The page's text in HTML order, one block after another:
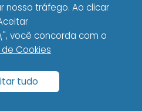
de evoluir e
táticas.
Sobre o
em Cursos
nosso tráfego. Ao clicar
concorda com o
Cookies
tudo